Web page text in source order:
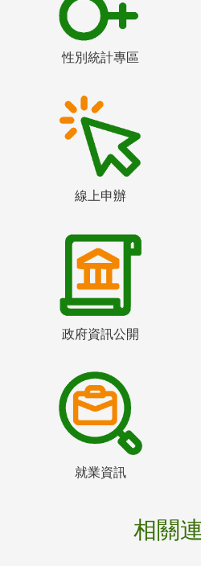
性別統計專區
線上申辦
政府資訊公開
就業資訊
相關